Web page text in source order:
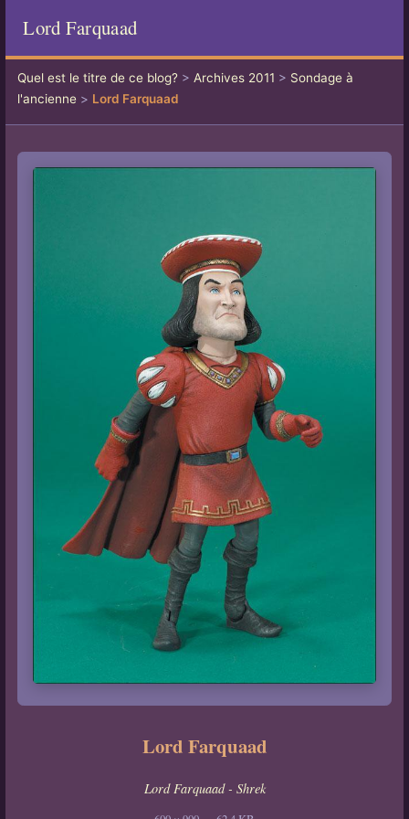
Lord Farquaad
Quel est le titre de ce blog?> Archives 2011 > Sondage à
l'ancienne> Lord Farquaad
Lord Farquaad
Lord Farquaad - Shrek